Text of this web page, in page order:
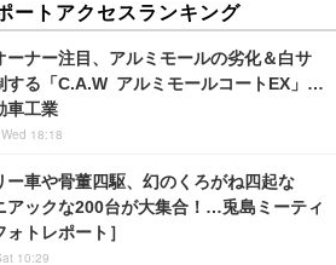
ートアクセスランキング
ーナー注目、アルミモールの劣化＆白サ
する「C.A.W アルミモールコートEX」…
車工業
18:18
ー車や骨董四駆、幻のくろがね四起な
アックな200台が大集合！…兎島ミーティ
ォトレポート］
10:29